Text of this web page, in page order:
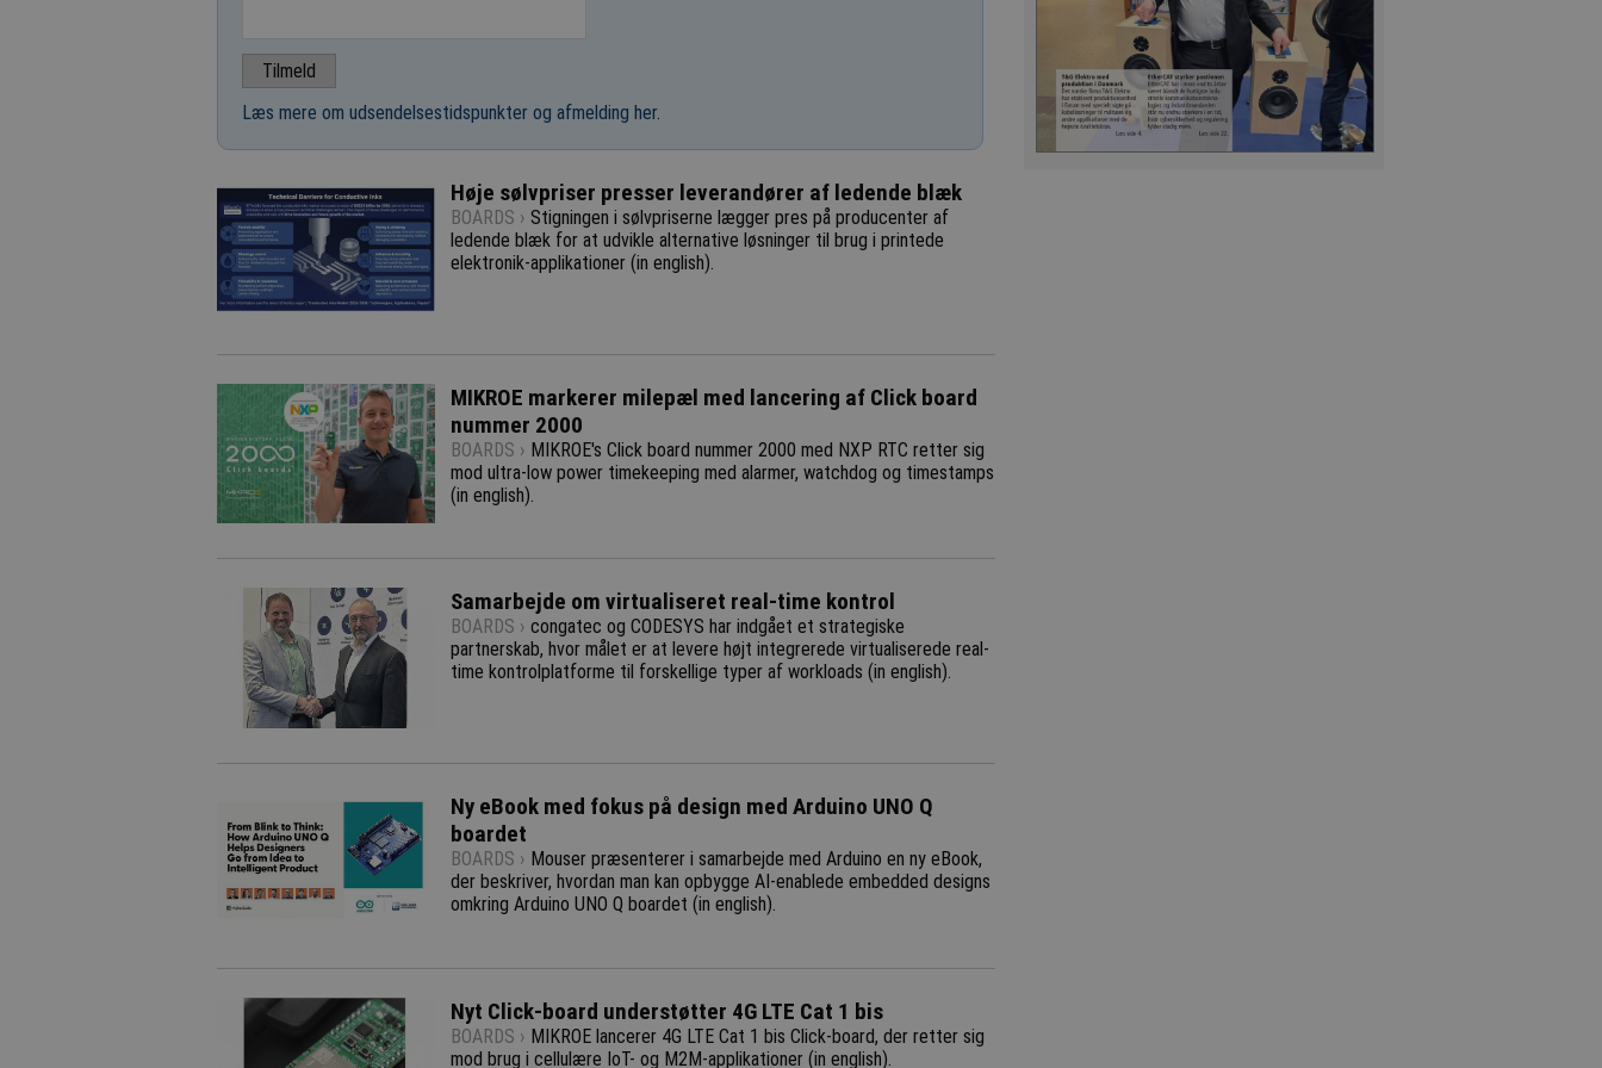
Læs mere om udsendelsestidspunkter og afmelding her.
Høje sølvpriser presser leverandører af ledende blæk
BOARDS › Stigningen i sølvpriserne lægger pres på producenter af
ledende blæk for at udvikle alternative løsninger til brug i printede
elektronik-applikationer (in english).
MIKROE markerer milepæl med lancering af Click board
nummer 2000
BOARDS › MIKROE's Click board nummer 2000 med NXP RTC retter sig
mod ultra-low power timekeeping med alarmer, watchdog og timestamps
(in english).
Samarbejde om virtualiseret real-time kontrol
BOARDS › congatec og CODESYS har indgået et strategiske
partnerskab, hvor målet er at levere højt integrerede virtualiserede real-
time kontrolplatforme til forskellige typer af workloads (in english).
Ny eBook med fokus på design med Arduino UNO Q
boardet
BOARDS › Mouser præsenterer i samarbejde med Arduino en ny eBook,
der beskriver, hvordan man kan opbygge AI-enablede embedded designs
omkring Arduino UNO Q boardet (in english).
Nyt Click-board understøtter 4G LTE Cat 1 bis
BOARDS › MIKROE lancerer 4G LTE Cat 1 bis Click-board, der retter sig
mod brug i cellulære IoT- og M2M-applikationer (in english).